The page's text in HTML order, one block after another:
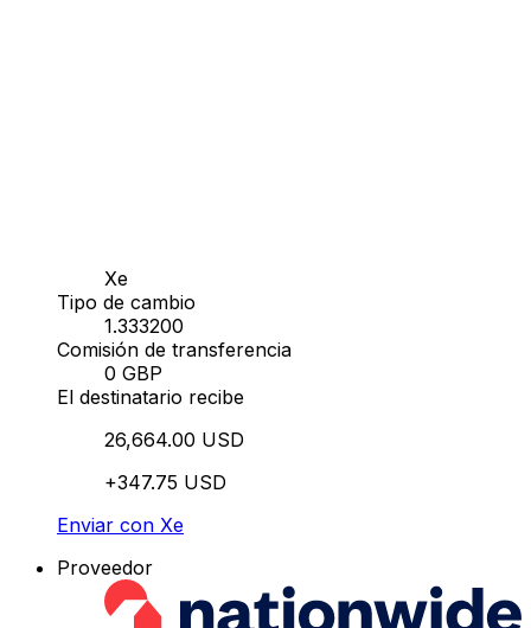
Xe
Tipo de cambio
1.333200
Comisión de transferencia
0 GBP
El destinatario recibe
26,664.00 USD
+347.75 USD
Enviar con Xe
Proveedor